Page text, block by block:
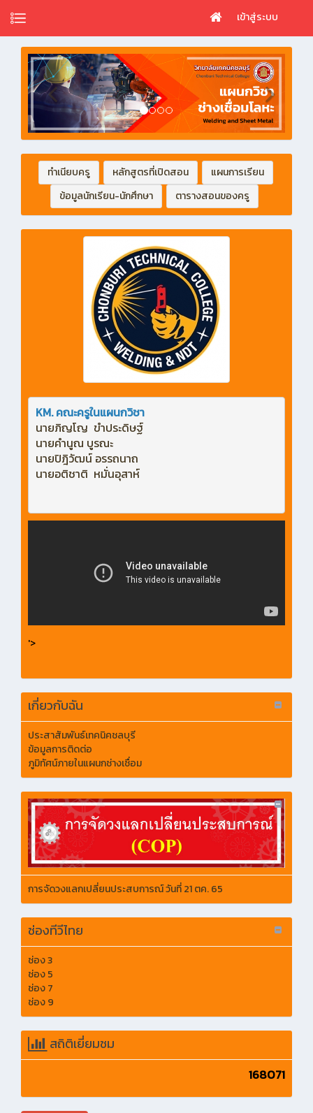
เข้าสู่ระบบ
ทำเนียบครู หลักสูตรที่เปิดสอน
แผนการเรียน
ข้อมูลนักเรียน-นักศึกษา
ตารางสอนของครู
KM. คณะครูในแผนกวิชา
นายภิญโญ  ขำประดิษฐ์
นายคำนูณ บูรณะ
นายปิฎิวัฒน์ อรรถนาถ
นายอติชาติ  หมั่นอุสาห์
'>
เกี่ยวกับฉัน
ประสาสัมพันธ์เทคนิคชลบุรี
ข้อมูลการติดต่อ
ภูมิทัศน์ภายในแผนกช่างเชื่อม
การจัดวงแลกเปลี่ยนประสบการณ์ วันที่ 21 ตค. 65
ช่องทีวีไทย
ช่อง 3
ช่อง 5
ช่อง 7
ช่อง 9
สถิติเยี่ยมชม
168071